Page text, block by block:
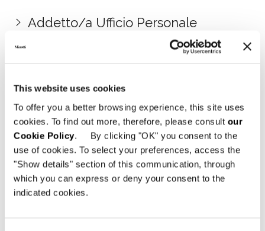
This website uses cookies
To offer you a better browsing experience, this site uses
cookies. To find out more, therefore, please consult our
Cookie Policy. By clicking "OK" you consent to the
use of cookies. To select your preferences, access the
"Show details" section of this communication, through
which you can express or deny your consent to the
indicated cookies.
Addetto/a Ufficio Personale
Senior 3D Artist / Professionista
Addetto back office (lingua tedesca)
Addetto back office (lingua cinese e
inglese)
Architetto / Interior Designer Senior